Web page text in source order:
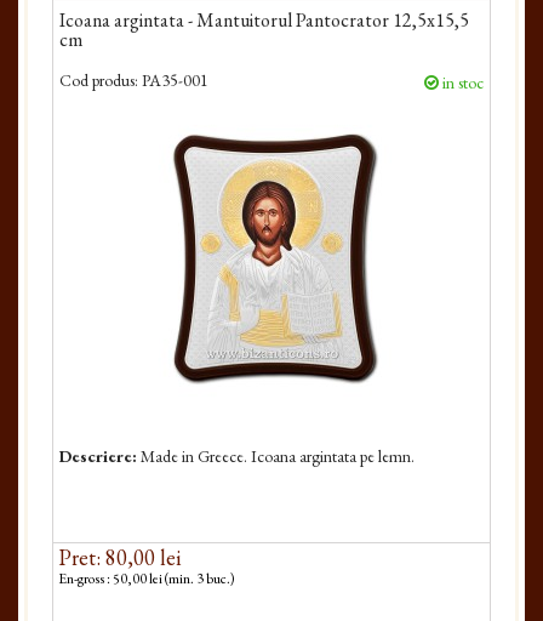
Icoana argintata - Mantuitorul Pantocrator 12,5x15,5
cm
Cod produs: PA35-001 in stoc
Descriere: Made in Greece. Icoana argintata pe lemn.
Pret: 80,00 lei
En-gross : 50,00 lei (min. 3 buc.)